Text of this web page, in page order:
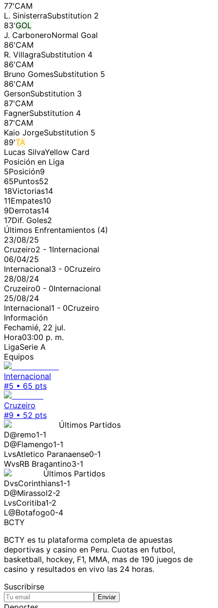
77'CAM
L. SinisterraSubstitution 2
83'GOL
J. CarboneroNormal Goal
86'CAM
R. VillagraSubstitution 4
86'CAM
Bruno GomesSubstitution 5
86'CAM
GersonSubstitution 3
87'CAM
FagnerSubstitution 4
87'CAM
Kaio JorgeSubstitution 5
89'TA
Lucas SilvaYellow Card
Posición en Liga
5Posición9
65Puntos52
18Victorias14
11Empates10
9Derrotas14
17Dif. Goles2
Últimos Enfrentamientos (4)
23/08/25
Cruzeiro2 - 1Internacional
06/04/25
Internacional3 - 0Cruzeiro
28/08/24
Cruzeiro0 - 0Internacional
25/08/24
Internacional1 - 0Cruzeiro
Información
Fechamié, 22 jul.
Hora03:00 p. m.
LigaSerie A
Equipos
Internacional
#5 • 65 pts
Cruzeiro
#9 • 52 pts
Últimos Partidos
D@remo1-1
D@Flamengo1-1
LvsAtletico Paranaense0-1
WvsRB Bragantino3-1
Últimos Partidos
DvsCorinthians1-1
D@Mirassol2-2
LvsCoritiba1-2
L@Botafogo0-4
BCTY
BCTY es tu plataforma completa de apuestas
deportivas y casino en Peru. Cuotas en futbol,
basketball, hockey, F1, MMA, mas de 190 juegos de
casino y resultados en vivo las 24 horas.
Suscribirse
Enviar